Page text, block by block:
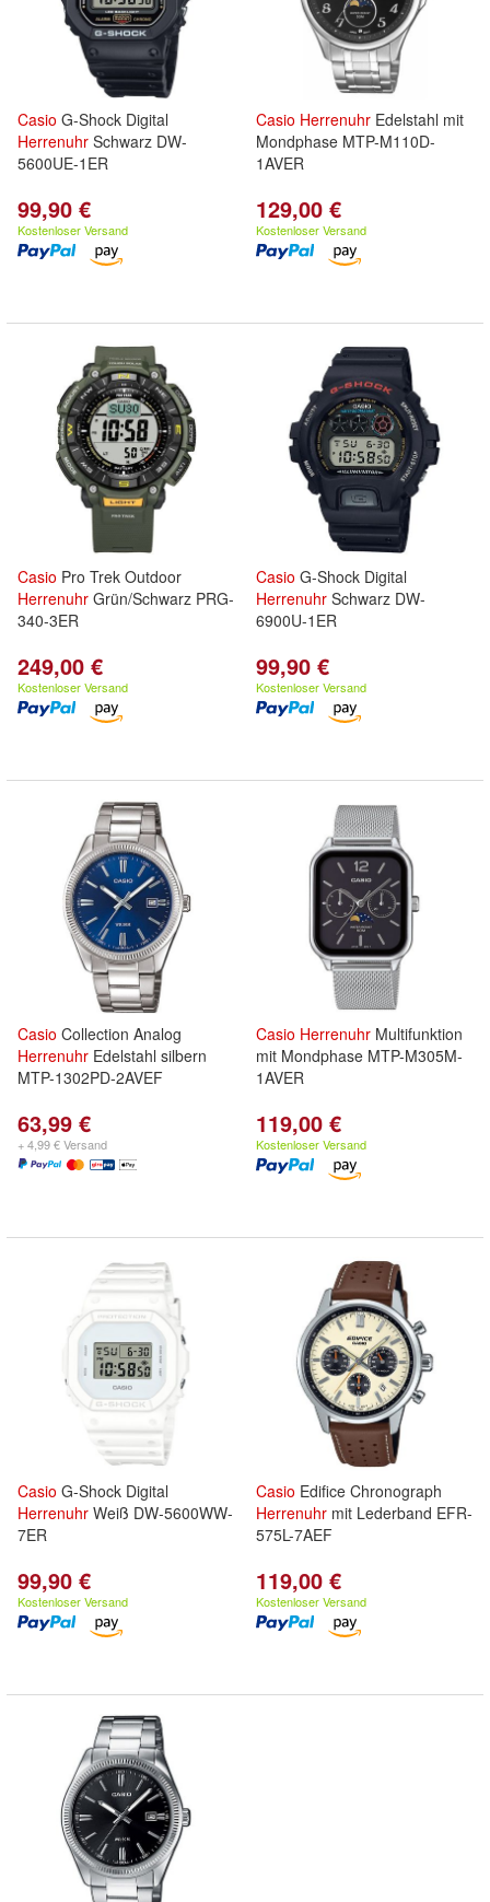
Casio G-Shock Digital
Herrenuhr Schwarz DW-
5600UE-1ER
99,90 €
Kostenloser Versand
Casio Herrenuhr Edelstahl mit
Mondphase MTP-M110D-
1AVER
129,00 €
Kostenloser Versand
Casio Pro Trek Outdoor
Herrenuhr Grün/Schwarz PRG-
340-3ER
249,00 €
Kostenloser Versand
Casio G-Shock Digital
Herrenuhr Schwarz DW-
6900U-1ER
99,90 €
Kostenloser Versand
Casio Collection Analog
Herrenuhr Edelstahl silbern
MTP-1302PD-2AVEF
63,99 €
+ 4,99 € Versand
Casio Herrenuhr Multifunktion
mit Mondphase MTP-M305M-
1AVER
119,00 €
Kostenloser Versand
Casio G-Shock Digital
Herrenuhr Weiß DW-5600WW-
7ER
99,90 €
Kostenloser Versand
Casio Edifice Chronograph
Herrenuhr mit Lederband EFR-
575L-7AEF
119,00 €
Kostenloser Versand